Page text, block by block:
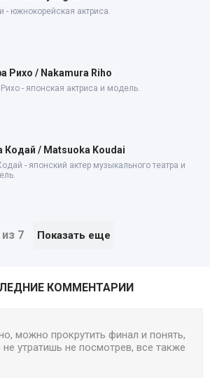
- южнокорейская актриса.
Рихо / Nakamura Riho
- японская актриса и модель.
Кодай / Matsuoka Koudai
- японский актер музыкального театра и
из 7 Показать еще
КОММЕНТАРИИ
можно прокрутить финал и понять,
не утратишь не посмотрев, все также